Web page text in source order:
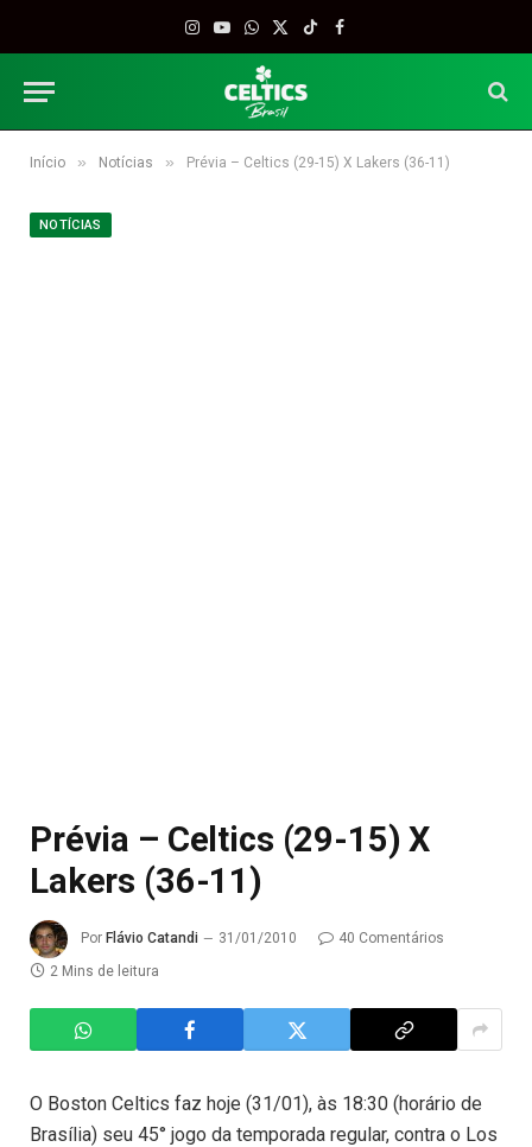
Instagram
YouTube
WhatsApp
X
TikTokFacebook
Início » Notícias » Prévia – Celtics (29-15) X Lakers (36-11)
NOTÍCIAS
Prévia – Celtics (29-15) X
Lakers (36-11)
Por Flávio Catandi 31/01/2010
40 Comentários
2 Mins de leitura
O Boston Celtics faz hoje (31/01), às 18:30 (horário de
Brasília) seu 45° jogo da temporada regular, contra o Los